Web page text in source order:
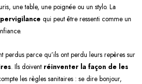
une table, une poignée ou un stylo. La
qui peut être ressenti comme un
perdus parce qu’ils ont perdu leurs repères sur
. Ils doivent réinventer la façon de les
les règles sanitaires : se dire bonjour,